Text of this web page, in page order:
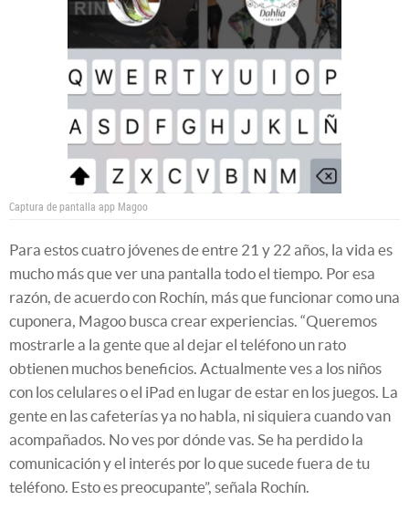
Captura de pantalla app Magoo
Para estos cuatro jóvenes de entre 21 y 22 años, la vida es
mucho más que ver una pantalla todo el tiempo. Por esa
razón, de acuerdo con Rochín, más que funcionar como una
cuponera, Magoo busca crear experiencias. “Queremos
mostrarle a la gente que al dejar el teléfono un rato
obtienen muchos beneficios. Actualmente ves a los niños
con los celulares o el iPad en lugar de estar en los juegos. La
gente en las cafeterías ya no habla, ni siquiera cuando van
acompañados. No ves por dónde vas. Se ha perdido la
comunicación y el interés por lo que sucede fuera de tu
teléfono. Esto es preocupante”, señala Rochín.